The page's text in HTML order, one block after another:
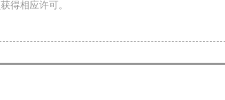
得相应许可。